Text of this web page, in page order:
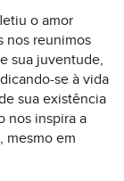
o amor
nos reunimos
sua juventude,
se à vida
sua existência
nos inspira a
mesmo em